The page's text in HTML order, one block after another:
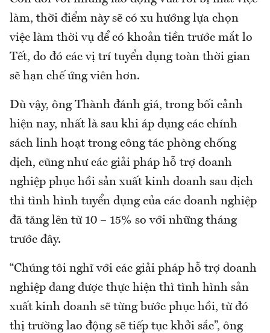
làm, thời điểm này sẽ có xu hướng lựa chọn
việc làm thời vụ để có khoản tiền trước mắt lo
Tết, do đó các vị trí tuyển dụng toàn thời gian
sẽ hạn chế ứng viên hơn.
Dù vậy, ông Thành đánh giá, trong bối cảnh
hiện nay, nhất là sau khi áp dụng các chính
sách linh hoạt trong công tác phòng chống
dịch, cũng như các giải pháp hỗ trợ doanh
nghiệp phục hồi sản xuất kinh doanh sau dịch
thì tình hình tuyển dụng của các doanh nghiệp
đã tăng lên từ 10 – 15% so với những tháng
trước đây.
“Chúng tôi nghĩ với các giải pháp hỗ trợ doanh
nghiệp đang được thực hiện thì tình hình sản
xuất kinh doanh sẽ từng bước phục hồi, từ đó
thị trường lao động sẽ tiếp tục khởi sắc”, ông